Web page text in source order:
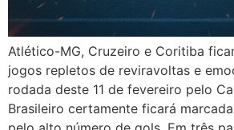
Atlético-MG, Cruzeiro e Coritiba
jogos repletos de reviravoltas e
rodada deste 11 de fevereiro pelo
Brasileiro certamente ficará